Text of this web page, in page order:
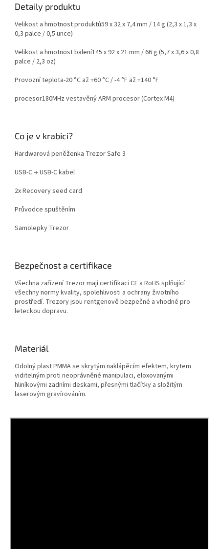
Detaily produktu
Velikost a hmotnost produktů59 x 32 x 7,4 mm / 14 g (2,3 x 1,3 x
0,3 palce / 0,5 unce)
Velikost a hmotnost balení145 x 92 x 21 mm / 66 g (5,7 x 3,6 x 0,8
palce / 2,3 oz)
Provozní teplota-20 °C až +60 °C / -4 °F až +140 °F
procesor180MHz vestavěný ARM procesor (Cortex M4)
Co je v krabici?
Hardwarová peněženka Trezor Safe 3
USB-C → USB-C kabel
2x Recovery seed card
Průvodce spuštěním
Samolepky Trezor
Bezpečnost a certifikace
Všechna zařízení Trezor mají certifikaci CE a RoHS splňující
všechny normy kvality, spolehlivosti a ochrany životního
prostředí. Trezory jsou rentgenově bezpečné a vhodné pro
leteckou dopravu.
Materiál
Odolný plast PMMA se skrytým naklápěcím efektem, krytem
viditelným proti neoprávněné manipulaci, eloxovanými
hliníkovými zadními deskami, přesnými tlačítky a složitým
laserovým gravírováním.